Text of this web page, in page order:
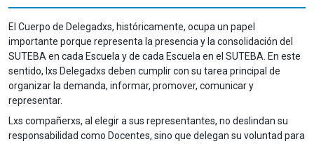
El Cuerpo de Delegadxs, históricamente, ocupa un papel
importante porque representa la presencia y la consolidación del
SUTEBA en cada Escuela y de cada Escuela en el SUTEBA. En este
sentido, lxs Delegadxs deben cumplir con su tarea principal de
organizar la demanda, informar, promover, comunicar y
representar.
Lxs compañerxs, al elegir a sus representantes, no deslindan su
responsabilidad como Docentes, sino que delegan su voluntad para